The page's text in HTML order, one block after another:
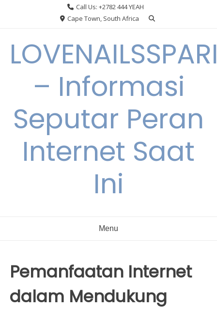
Call Us: +2782 444 YEAH
Cape Town, South Africa
– Informasi
Seputar Peran
Internet Saat
Ini
Menu
Pemanfaatan Internet
dalam Mendukung